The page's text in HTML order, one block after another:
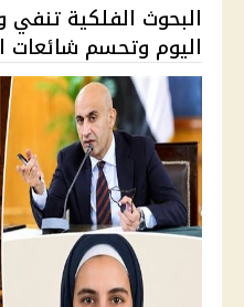
البحوث الفلكية
اليوم وتحسم شائعات